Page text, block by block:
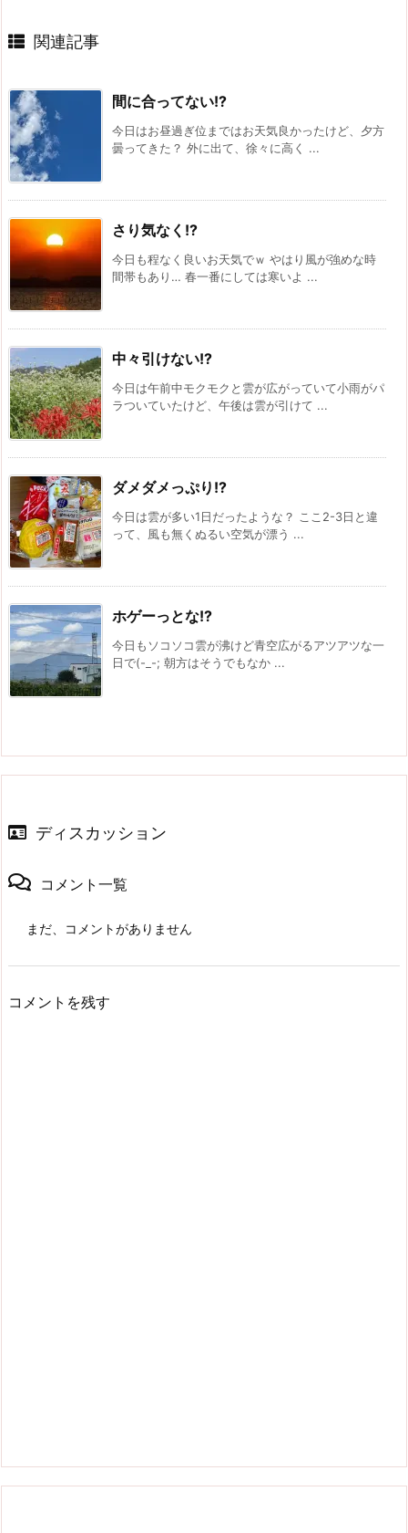
関連記事
間に合ってない!?
今日はお昼過ぎ位まではお天気良かったけど、夕方
曇ってきた？ 外に出て、徐々に高く ...
さり気なく!?
今日も程なく良いお天気でｗ やはり風が強めな時
間帯もあり… 春一番にしては寒いよ ...
中々引けない!?
今日は午前中モクモクと雲が広がっていて小雨がパ
ラついていたけど、午後は雲が引けて ...
ダメダメっぷり!?
今日は雲が多い1日だったような？ ここ2-3日と違
って、風も無くぬるい空気が漂う ...
ホゲーっとな!?
今日もソコソコ雲が沸けど青空広がるアツアツな一
日で(-_-; 朝方はそうでもなか ...
ディスカッション
コメント一覧
まだ、コメントがありません
コメントを残す